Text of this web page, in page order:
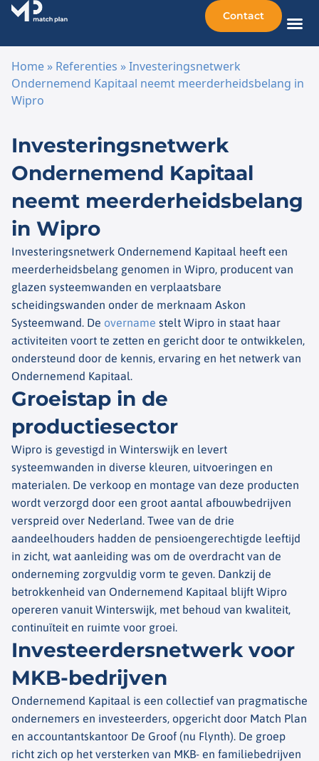
Contact
Home » Referenties »Investeringsnetwerk
Ondernemend Kapitaal neemt meerderheidsbelang in
Wipro
Investeringsnetwerk
Ondernemend Kapitaal
neemt meerderheidsbelang
in Wipro
Investeringsnetwerk Ondernemend Kapitaal heeft een
meerderheidsbelang genomen in Wipro, producent van
glazen systeemwanden en verplaatsbare
scheidingswanden onder de merknaam Askon
Systeemwand. De overname stelt Wipro in staat haar
activiteiten voort te zetten en gericht door te ontwikkelen,
ondersteund door de kennis, ervaring en het netwerk van
Ondernemend Kapitaal.
Groeistap in de
productiesector
Wipro is gevestigd in Winterswijk en levert
systeemwanden in diverse kleuren, uitvoeringen en
materialen. De verkoop en montage van deze producten
wordt verzorgd door een groot aantal afbouwbedrijven
verspreid over Nederland. Twee van de drie
aandeelhouders hadden de pensioengerechtigde leeftijd
in zicht, wat aanleiding was om de overdracht van de
onderneming zorgvuldig vorm te geven. Dankzij de
betrokkenheid van Ondernemend Kapitaal blijft Wipro
opereren vanuit Winterswijk, met behoud van kwaliteit,
continuïteit en ruimte voor groei.
Investeerdersnetwerk voor
MKB-bedrijven
Ondernemend Kapitaal is een collectief van pragmatische
ondernemers en investeerders, opgericht door Match Plan
en accountantskantoor De Groof (nu Flynth). De groep
richt zich op het versterken van MKB- en familiebedrijven